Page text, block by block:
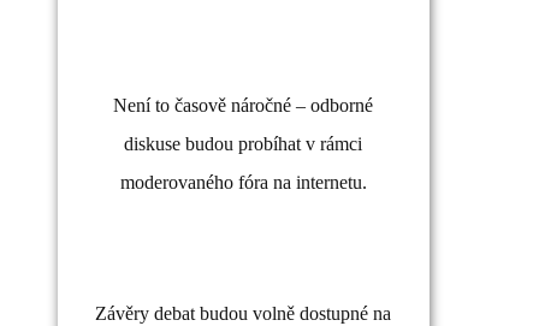
Není to časově náročné – odborné
diskuse budou probíhat v rámci
moderovaného fóra na internetu.
Závěry debat budou volně dostupné na